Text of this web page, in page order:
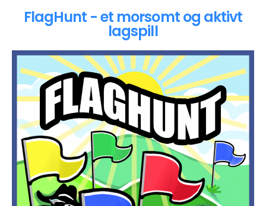
FlagHunt - et morsomt og aktivt
lagspill